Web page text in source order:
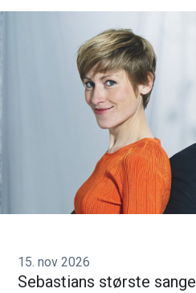
15. nov 2026
Sebastians største sange